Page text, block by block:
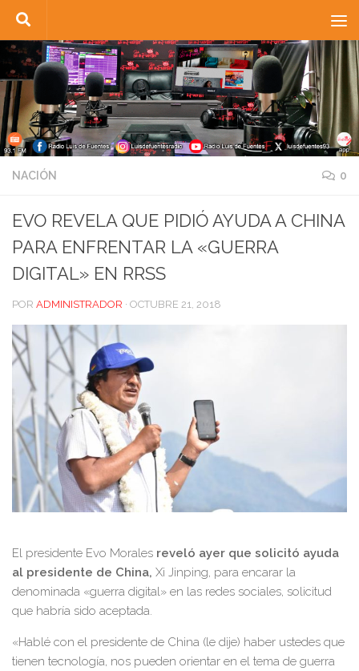
Saltar al contenido
NACIÓN 0
EVO REVELA QUE PIDIÓ AYUDA A CHINA
PARA ENFRENTAR LA «GUERRA
DIGITAL» EN RRSS
POR ADMINISTRADOR · OCTUBRE 21, 2018
El presidente Evo Morales reveló ayer que solicitó ayuda
al presidente de China, Xi Jinping, para encarar la
denominada «guerra digital» en las redes sociales, solicitud
que habría sido aceptada.
«Hablé con el presidente de China (le dije) haber ustedes que
tienen tecnología, nos pueden orientar en el tema de guerra